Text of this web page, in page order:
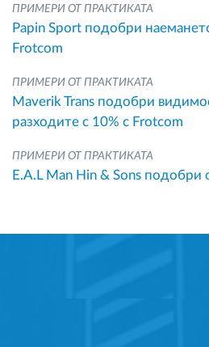
ПРИМЕРИ ОТ ПРАКТИКАТА
Papin Sport подобри
Frotcom
ПРИМЕРИ ОТ ПРАКТИКАТА
Maverik Trans подобри
разходите с 10% с Frotcom
ПРИМЕРИ ОТ ПРАКТИКАТА
E.A.L Man Hin & Sons подобри